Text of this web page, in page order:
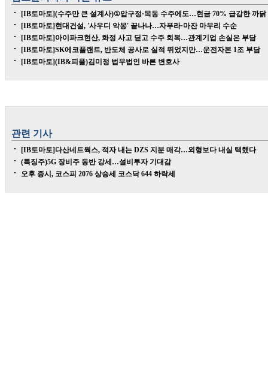
[IB토마토](수주만 큰 설계사)①압구정·목동 수주에도…현금 70% 급감한 까닭
[IB토마토]현대건설, '사우디 악몽' 끝나나…자푸라·마잔 마무리 수순
[IB토마토]아이파크현산, 화정 사고 딛고 수주 회복…관계기업 손실은 부담
[IB토마토]SK에코플랜트, 반도체 공사로 실적 뛰었지만…운전자본 1조 부담
[IB토마토](IB&피플)김미정 법무법인 바른 변호사
관련 기사
[IB토마토]다산네트웍스, 적자 내는 DZS 지분 매각…외형보다 내실 택했다
(특징주)5G 장비주 동반 강세…설비투자 기대감
오후 증시, 코스피 2076 상승세 코스닥 644 하락세